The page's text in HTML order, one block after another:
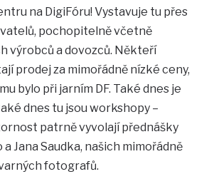
na DigiFóru! Vystavuje tu přes
pochopitelně včetně
výrobců a dovozců. Někteří
prodej za mimořádně nízké ceny,
bylo při jarním DF. Také dnes je
dnes tu jsou workshopy –
patrně vyvolají přednášky
Jana Saudka, našich mimořádně
fotografů.